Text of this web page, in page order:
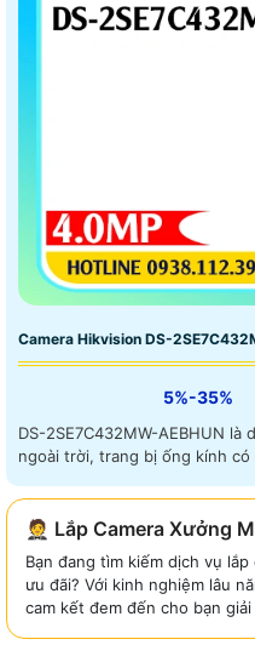
Camera Hikvision DS-
5%-35%
DS-2SE7C432MW-AEBHUN
ngoài trời, trang bị ống kính có
🤵 Lắp Camera Xưởng
Bạn đang tìm kiếm dịch vụ
ưu đãi? Với kinh nghiệm lâu
cam kết đem đến cho bạn